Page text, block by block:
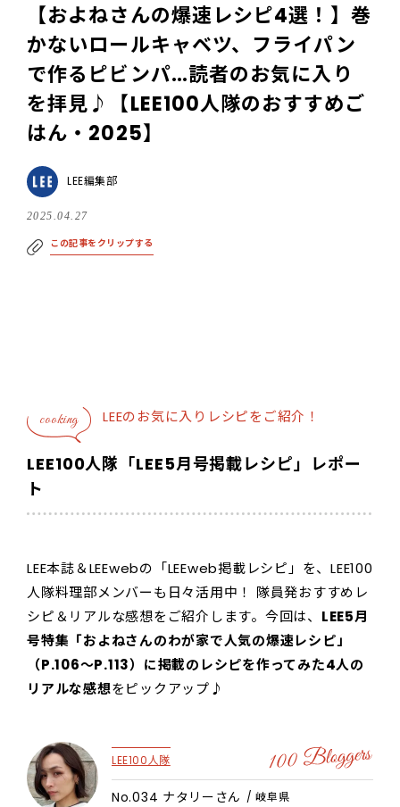
【およねさんの爆速レシピ4選！】巻
かないロールキャベツ、フライパン
で作るピビンパ…読者のお気に入り
を拝見♪【LEE100人隊のおすすめご
はん・2025】
LEE編集部
2025.04.27
この記事をクリップする
cooking LEEのお気に入りレシピをご紹介！
LEE100人隊「LEE5月号掲載レシピ」レポー
ト
LEE本誌＆LEEwebの「LEEweb掲載レシピ」を、LEE100
人隊料理部メンバーも日々活用中！ 隊員発おすすめレ
シピ＆リアルな感想をご紹介します。今回は、 LEE5月
号特集「およねさんのわが家で人気の爆速レシピ」
（P.106～P.113）に掲載のレシピを作ってみた4人の
リアルな感想をピックアップ♪
LEE100人隊
No.034 ナタリーさん / 岐阜県